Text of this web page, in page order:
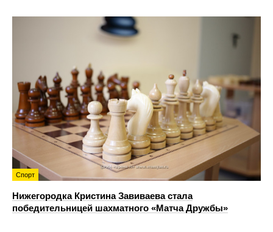
Спорт
Нижегородка Кристина Завиваева стала
победительницей шахматного «Матча Дружбы»